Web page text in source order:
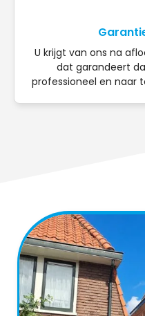
U krijgt van ons na
dat garandeert
professioneel en naar